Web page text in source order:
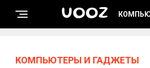
UOOZ
КОМПЬЮТЕРЫ И ГАДЖЕТЫ